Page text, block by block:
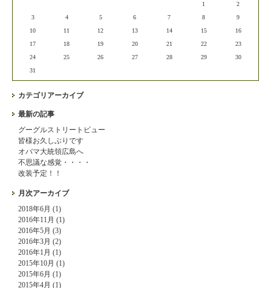
1
2
3
4 5 6 7 8
9
10
11 12 13 14 15
16
17
18 19 20 21 22
23
24
25 26 27 28 29
30
31
カテゴリアーカイブ
最新の記事
グーグルストリートビュー
皆様お久しぶりです
オバマ大統領広島へ
不思議な感覚・・・・
改装予定！！
月次アーカイブ
2018年6月 (1)
2016年11月 (1)
2016年5月 (3)
2016年3月 (2)
2016年1月 (1)
2015年10月 (1)
2015年6月 (1)
2015年4月 (1)